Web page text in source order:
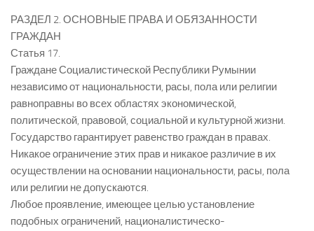
РАЗДЕЛ 2. ОСНОВНЫЕ ПРАВА И ОБЯЗАННОСТИ
ГРАЖДАН
Статья 17.
Граждане Социалистической Республики Румынии
независимо от национальности, расы, пола или религии
равноправны во всех областях экономической,
политической, правовой, социальной и культурной жизни.
Государство гарантирует равенство граждан в правах.
Никакое ограничение этих прав и никакое различие в их
осуществлении на основании национальности, расы, пола
или религии не допускаются.
Любое проявление, имеющее целью установление
подобных ограничений, националистическо-